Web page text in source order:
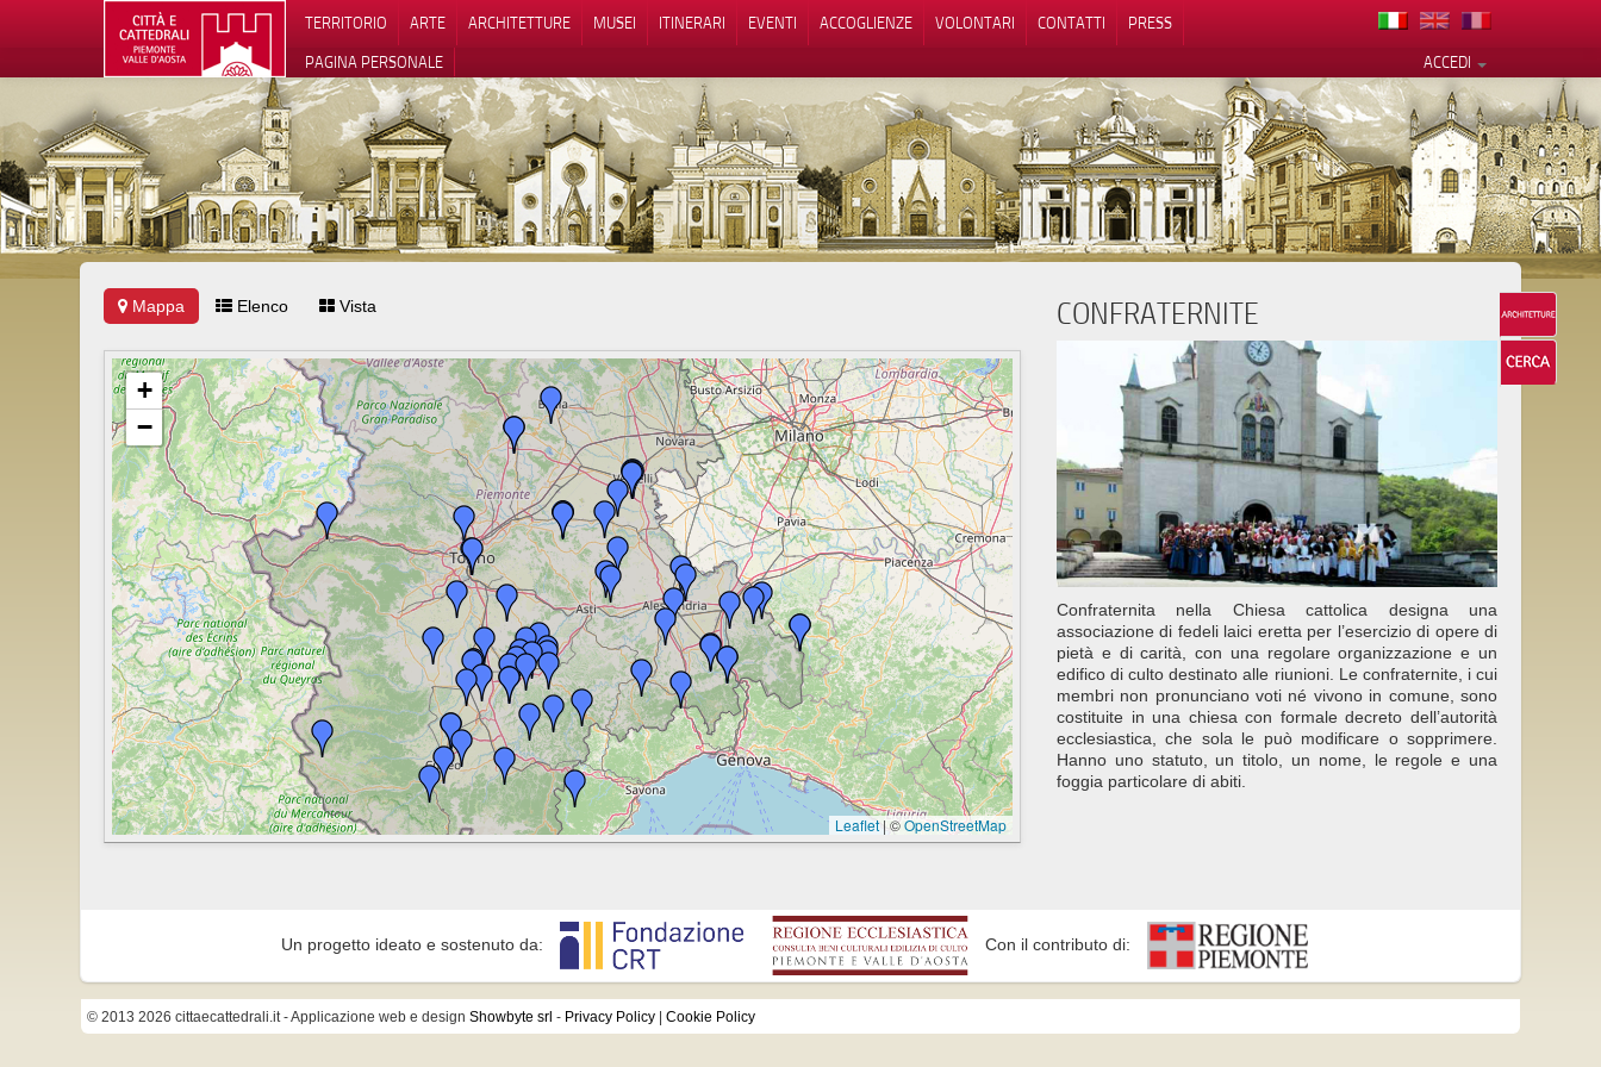
TERRITORIO ARTE ARCHITETTURE MUSEI ITINERARI EVENTI ACCOGLIENZE VOLONTARI CONTATTI
PRESS
ACCEDI
PAGINA PERSONALE
Mappa Elenco Vista
+
−
Leaflet | ©OpenStreetMap
CONFRATERNITE
Confraternita nella Chiesa cattolica designa una
associazione di fedeli laici eretta per l’esercizio di opere di
pietà e di carità, con una regolare organizzazione e un
edifico di culto destinato alle riunioni. Le confraternite, i cui
membri non pronunciano voti né vivono in comune, sono
costituite in una chiesa con formale decreto dell’autorità
ecclesiastica, che sola le può modificare o sopprimere.
Hanno uno statuto, un titolo, un nome, le regole e una
foggia particolare di abiti.
Un progetto ideato e sostenuto da: Con il contributo di:
© 2013 2026 cittaecattedrali.it- Applicazione web e design Showbyte srl - Privacy Policy Cookie Policy
Le tue preferenze relative alla privacy